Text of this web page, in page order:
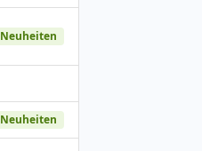
Neuheiten
Neuheiten